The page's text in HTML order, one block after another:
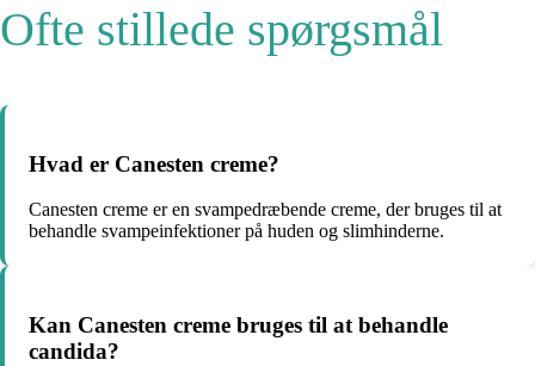
Ofte stillede spørgsmål
Hvad er Canesten creme?
Canesten creme er en svampedræbende creme, der bruges til at
behandle svampeinfektioner på huden og slimhinderne.
Kan Canesten creme bruges til at behandle
candida?